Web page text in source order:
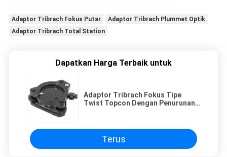
Adaptor Tribrach Fokus Putar
Adaptor Tribrach Plummet Optik
Adaptor Tribrach Total Station
Dapatkan Harga Terbaik untuk
Adaptor Tribrach Fokus Tipe
Twist Topcon Dengan Penurunan
Terus